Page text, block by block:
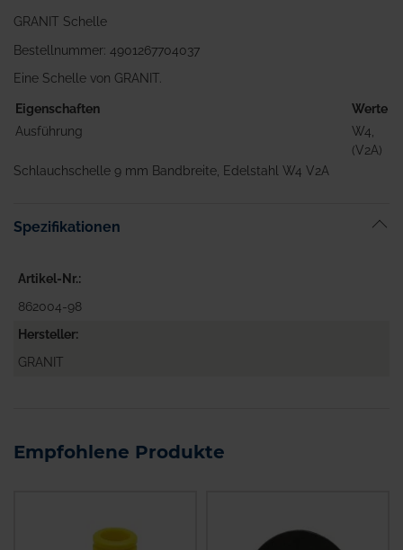
GRANIT Schelle
Bestellnummer: 4901267704037
Eine Schelle von GRANIT.
Eigenschaften
Werte
Ausführung
W4,
(V2A)
Schlauchschelle 9 mm Bandbreite, Edelstahl W4 V2A
Spezifikationen
Artikel-Nr.
862004-98
Hersteller
GRANIT
Empfohlene Produkte